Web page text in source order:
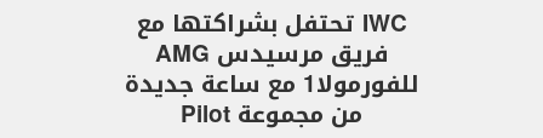
IWC تحتفل بشراكتها مع
فريق مرسيدس AMG
للفورمولا1 مع ساعة جديدة
من مجموعة Pilot